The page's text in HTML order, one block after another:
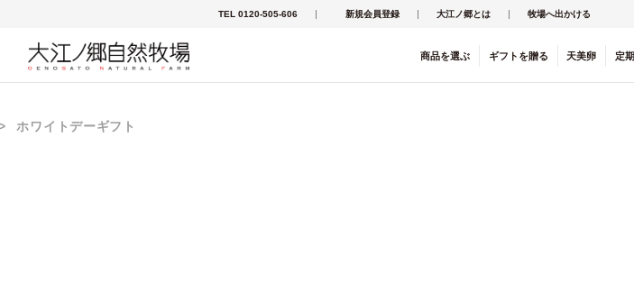
TEL 0120-505-606 新規会員登録 大江ノ郷とは 牧場へ出かける
商品を選ぶ ギフト を贈る 天美卵 定
ホワイトデーギフト